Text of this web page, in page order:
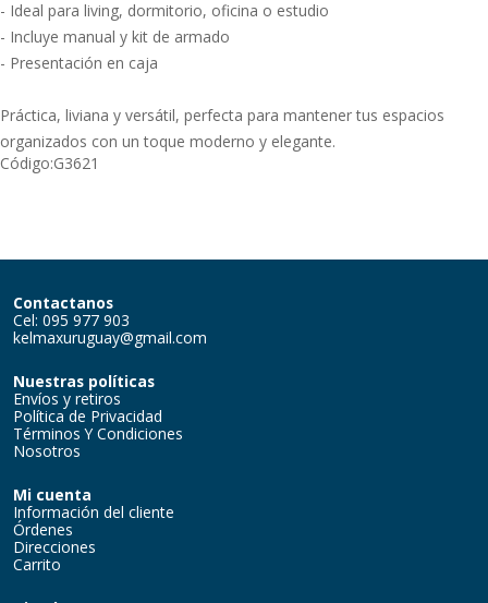
- Ideal para living, dormitorio, oficina o estudio
- Incluye manual y kit de armado
- Presentación en caja
Práctica, liviana y versátil, perfecta para mantener tus espacios
organizados con un toque moderno y elegante.
Código:G3621
Contactanos
Cel: 095 977 903
kelmaxuruguay@gmail.com
Nuestras políticas
Envíos y retiros
Política de Privacidad
Términos Y Condiciones
Nosotros
Mi cuenta
Información del cliente
Órdenes
Direcciones
Carrito